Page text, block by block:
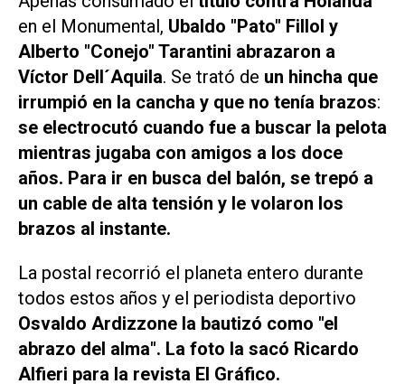
en el Monumental, Ubaldo "Pato" Fillol y
Alberto "Conejo" Tarantini abrazaron a
Víctor Dell´Aquila. Se trató de un hincha que
irrumpió en la cancha y que no tenía brazos:
se electrocutó cuando fue a buscar la pelota
mientras jugaba con amigos a los doce
años. Para ir en busca del balón, se trepó a
un cable de alta tensión y le volaron los
brazos al instante.
La postal recorrió el planeta entero durante
todos estos años y el periodista deportivo
Osvaldo Ardizzone la bautizó como "el
abrazo del alma". La foto la sacó Ricardo
Alfieri para la revista El Gráfico.